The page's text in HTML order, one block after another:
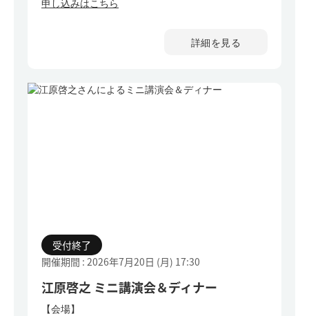
申し込みはこちら
詳細を見る
受付終了
開催期間 : 2026年7月20日 (月) 17:30
江原啓之 ミニ講演会＆ディナー
【会場】